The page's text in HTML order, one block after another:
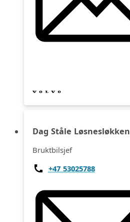
Dag Ståle Løsnesløkken
Bruktbilsjef
+47 53025788